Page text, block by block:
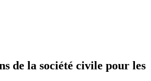
de la société civile pour les